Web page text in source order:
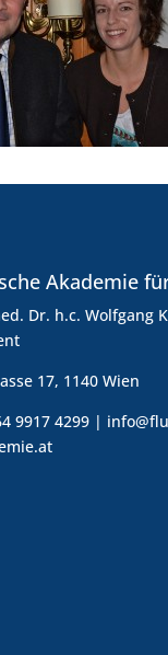
Akademie
Dr. h.c. Wolfgang
17, 1140 Wien
9917 4299 |